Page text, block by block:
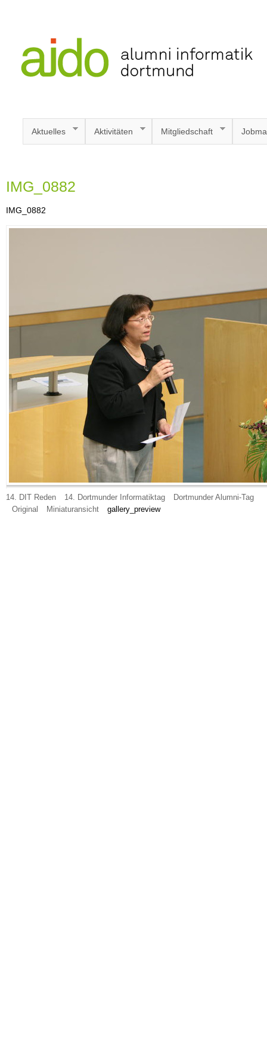
Aktuelles Aktivitäten Mitgliedschaft
IMG_0882
IMG_0882
14. DIT Reden 14. Dortmunder Informatiktag
Dortmunder Alumni-Tag
Original
Miniaturansicht gallery_preview